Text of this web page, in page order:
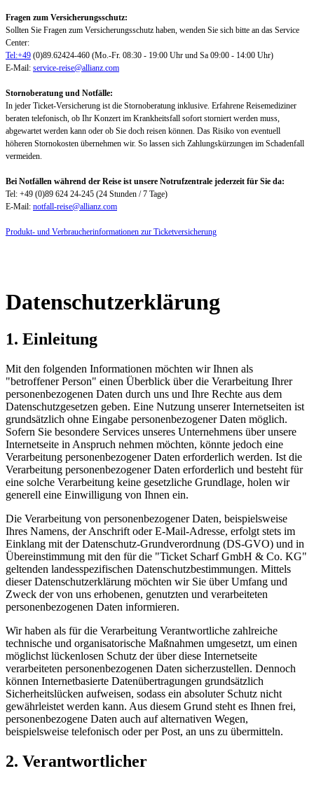
Fragen zum Versicherungsschutz:
Sollten Sie Fragen zum Versicherungsschutz haben, wenden Sie sich bitte an das Service
Center:
Tel:+49 (0)89.62424-460 (Mo.-Fr. 08:30 - 19:00 Uhr und Sa 09:00 - 14:00 Uhr)
E-Mail: service-reise@allianz.com
Stornoberatung und Notfälle:
In jeder Ticket-Versicherung ist die Stornoberatung inklusive. Erfahrene Reisemediziner
beraten telefonisch, ob Ihr Konzert im Krankheitsfall sofort storniert werden muss,
abgewartet werden kann oder ob Sie doch reisen können. Das Risiko von eventuell
höheren Stornokosten übernehmen wir. So lassen sich Zahlungskürzungen im Schadenfall
vermeiden.
Bei Notfällen während der Reise ist unsere Notrufzentrale jederzeit für Sie da:
Tel: +49 (0)89 624 24-245 (24 Stunden / 7 Tage)
E-Mail: notfall-reise@allianz.com
Produkt- und Verbraucherinformationen zur Ticketversicherung
Datenschutzerklärung
1. Einleitung
Mit den folgenden Informationen möchten wir Ihnen als
"betroffener Person" einen Überblick über die Verarbeitung Ihrer
personenbezogenen Daten durch uns und Ihre Rechte aus dem
Datenschutzgesetzen geben. Eine Nutzung unserer Internetseiten ist
grundsätzlich ohne Eingabe personenbezogener Daten möglich.
Sofern Sie besondere Services unseres Unternehmens über unsere
Internetseite in Anspruch nehmen möchten, könnte jedoch eine
Verarbeitung personenbezogener Daten erforderlich werden. Ist die
Verarbeitung personenbezogener Daten erforderlich und besteht für
eine solche Verarbeitung keine gesetzliche Grundlage, holen wir
generell eine Einwilligung von Ihnen ein.
Die Verarbeitung von personenbezogener Daten, beispielsweise
Ihres Namens, der Anschrift oder E-Mail-Adresse, erfolgt stets im
Einklang mit der Datenschutz-Grundverordnung (DS-GVO) und in
Übereinstimmung mit den für die "Ticket Scharf GmbH & Co. KG"
geltenden landesspezifischen Datenschutzbestimmungen. Mittels
dieser Datenschutzerklärung möchten wir Sie über Umfang und
Zweck der von uns erhobenen, genutzten und verarbeiteten
personenbezogenen Daten informieren.
Wir haben als für die Verarbeitung Verantwortliche zahlreiche
technische und organisatorische Maßnahmen umgesetzt, um einen
möglichst lückenlosen Schutz der über diese Internetseite
verarbeiteten personenbezogenen Daten sicherzustellen. Dennoch
können Internetbasierte Datenübertragungen grundsätzlich
Sicherheitslücken aufweisen, sodass ein absoluter Schutz nicht
gewährleistet werden kann. Aus diesem Grund steht es Ihnen frei,
personenbezogene Daten auch auf alternativen Wegen,
beispielsweise telefonisch oder per Post, an uns zu übermitteln.
2. Verantwortlicher